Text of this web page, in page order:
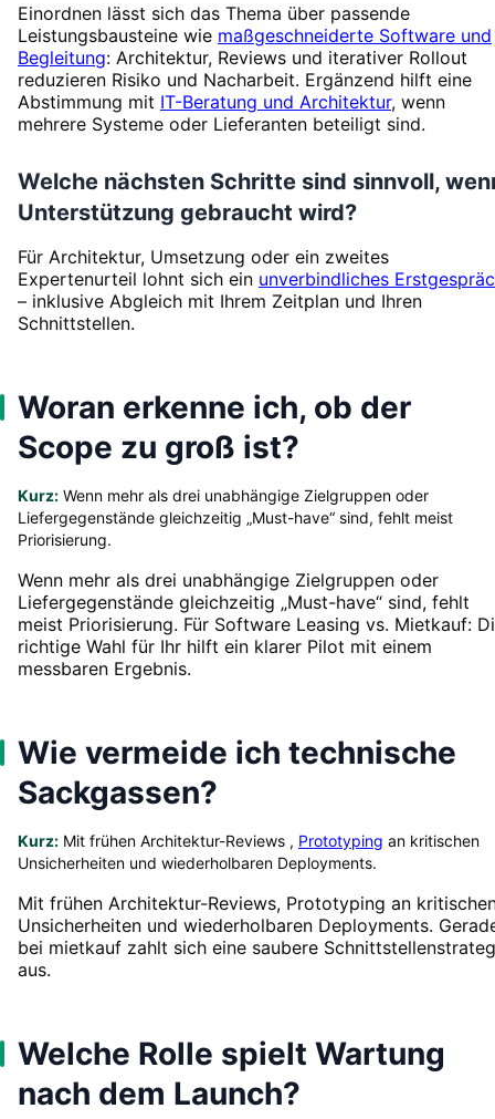
Einordnen lässt sich das Thema über passende
Leistungsbausteine wie maßgeschneiderte Software und
Begleitung: Architektur, Reviews und iterativer Rollout
reduzieren Risiko und Nacharbeit. Ergänzend hilft eine
Abstimmung mit IT-Beratung und Architektur, wenn
mehrere Systeme oder Lieferanten beteiligt sind.
Welche nächsten Schritte sind sinnvoll,
Unterstützung gebraucht wird?
Für Architektur, Umsetzung oder ein zweites
Expertenurteil lohnt sich ein unverbindliches
– inklusive Abgleich mit Ihrem Zeitplan und Ihren
Schnittstellen.
Woran erkenne ich, ob der
Scope zu groß ist?
Kurz: Wenn mehr als drei unabhängige Zielgruppen oder
Liefergegenstände gleichzeitig „Must-have“ sind, fehlt meist
Priorisierung.
Wenn mehr als drei unabhängige Zielgruppen oder
Liefergegenstände gleichzeitig „Must-have“ sind, fehlt
meist Priorisierung. Für Software Leasing vs. Mietkauf:
richtige Wahl für Ihr hilft ein klarer Pilot mit einem
messbaren Ergebnis.
Wie vermeide ich technische
Sackgassen?
Kurz: Mit frühen Architektur-Reviews , Prototyping an kritischen
Unsicherheiten und wiederholbaren Deployments.
Mit frühen Architektur-Reviews, Prototyping an
Unsicherheiten und wiederholbaren Deployments.
bei mietkauf zahlt sich eine saubere
aus.
Welche Rolle spielt Wartung
nach dem Launch?